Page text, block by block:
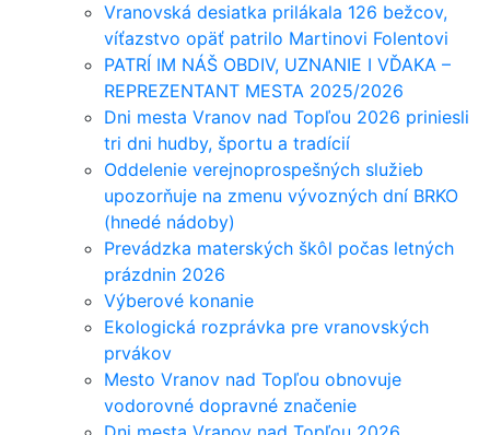
Vranovská desiatka prilákala 126 bežcov,
víťazstvo opäť patrilo Martinovi Folentovi
PATRÍ IM NÁŠ OBDIV, UZNANIE I VĎAKA –
REPREZENTANT MESTA 2025/2026
Dni mesta Vranov nad Topľou 2026 priniesli
tri dni hudby, športu a tradícií
Oddelenie verejnoprospešných služieb
upozorňuje na zmenu vývozných dní BRKO
(hnedé nádoby)
Prevádzka materských škôl počas letných
prázdnin 2026
Výberové konanie
Ekologická rozprávka pre vranovských
prvákov
Mesto Vranov nad Topľou obnovuje
vodorovné dopravné značenie